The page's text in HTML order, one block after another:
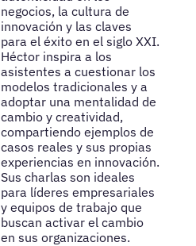
negocios, la cultura de
innovación y las claves
para el éxito en el siglo XXI.
Héctor inspira a los
asistentes a cuestionar los
modelos tradicionales y a
adoptar una mentalidad de
cambio y creatividad,
compartiendo ejemplos de
casos reales y sus propias
experiencias en innovación.
Sus charlas son ideales
para líderes empresariales
y equipos de trabajo que
buscan activar el cambio
en sus organizaciones.